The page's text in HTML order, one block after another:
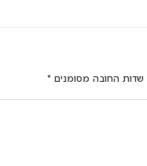
שדות החובה מסומנים *